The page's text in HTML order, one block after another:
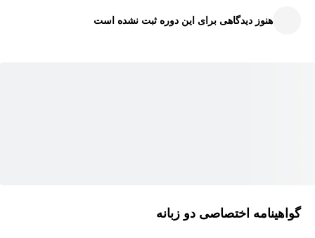
بر ارائه‌ی مفاهیم تئوری، شامل تمرینات عملی و پروژه‌های کاربردی
هنوز دیدگاهی برای این دوره ثبت نشده است
گواهینامه اختصاصی دو زبانه